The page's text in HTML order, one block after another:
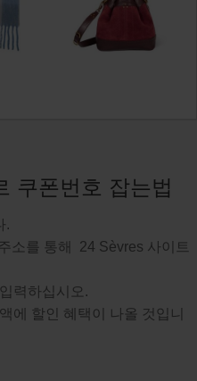
쿠폰번호 잡는법
.
소를 통해 24 Sèvres 사이트
력하십시오.
에 할인 혜택이 나올 것입니